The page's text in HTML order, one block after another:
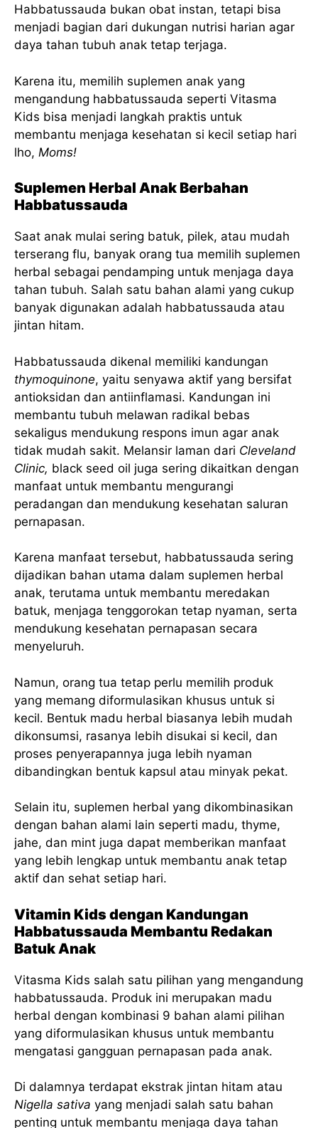
Habbatussauda bukan obat instan, tetapi bisa
menjadi bagian dari dukungan nutrisi harian agar
daya tahan tubuh anak tetap terjaga.
Karena itu, memilih suplemen anak yang
mengandung habbatussauda seperti Vitasma
Kids bisa menjadi langkah praktis untuk
membantu menjaga kesehatan si kecil setiap hari
lho, Moms!
Suplemen Herbal Anak Berbahan
Habbatussauda
Saat anak mulai sering batuk, pilek, atau mudah
terserang flu, banyak orang tua memilih suplemen
herbal sebagai pendamping untuk menjaga daya
tahan tubuh. Salah satu bahan alami yang cukup
banyak digunakan adalah habbatussauda atau
jintan hitam.
Habbatussauda dikenal memiliki kandungan
thymoquinone, yaitu senyawa aktif yang bersifat
antioksidan dan antiinflamasi. Kandungan ini
membantu tubuh melawan radikal bebas
sekaligus mendukung respons imun agar anak
tidak mudah sakit. Melansir laman dari Cleveland
Clinic, black seed oil juga sering dikaitkan dengan
manfaat untuk membantu mengurangi
peradangan dan mendukung kesehatan saluran
pernapasan.
Karena manfaat tersebut, habbatussauda sering
dijadikan bahan utama dalam suplemen herbal
anak, terutama untuk membantu meredakan
batuk, menjaga tenggorokan tetap nyaman, serta
mendukung kesehatan pernapasan secara
menyeluruh.
Namun, orang tua tetap perlu memilih produk
yang memang diformulasikan khusus untuk si
kecil. Bentuk madu herbal biasanya lebih mudah
dikonsumsi, rasanya lebih disukai si kecil, dan
proses penyerapannya juga lebih nyaman
dibandingkan bentuk kapsul atau minyak pekat.
Selain itu, suplemen herbal yang dikombinasikan
dengan bahan alami lain seperti madu, thyme,
jahe, dan mint juga dapat memberikan manfaat
yang lebih lengkap untuk membantu anak tetap
aktif dan sehat setiap hari.
Vitamin Kids dengan Kandungan
Habbatussauda Membantu Redakan
Batuk Anak
Vitasma Kids salah satu pilihan yang mengandung
habbatussauda. Produk ini merupakan madu
herbal dengan kombinasi 9 bahan alami pilihan
yang diformulasikan khusus untuk membantu
mengatasi gangguan pernapasan pada anak.
Di dalamnya terdapat ekstrak jintan hitam atau
Nigella sativa yang menjadi salah satu bahan
penting untuk membantu menjaga daya tahan